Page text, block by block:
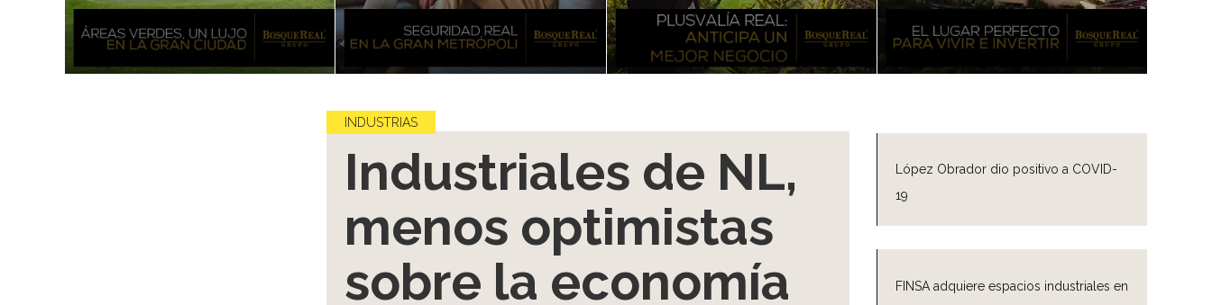
López Obrador dio positivo a COVID-
19
FINSA adquiere espacios industriales en
INDUSTRIAS
Industriales de NL,
menos optimistas
sobre la economía